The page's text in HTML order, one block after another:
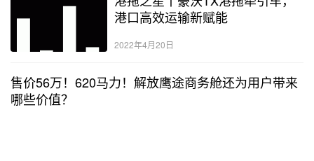
港口高效运输新赋能
2022年4月20日
售价56万！620马力！解放鹰途商务舱还为用户带来
哪些价值？